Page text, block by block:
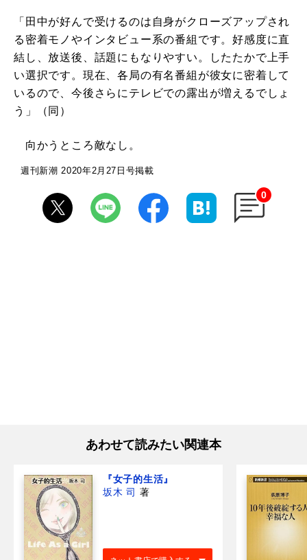
「田中が好んで受けるのは自身がクローズアップされ
る密着モノやインタビュー系の番組です。好感度に直
結し、放送後、話題にもなりやすい。したたかで上手
い選択です。現在、各局の有名番組が彼女に密着して
いるので、今後さらにテレビでの露出が増えるでしょ
う」（同）
向かうところ敵なし。
週刊新潮 2020年2月27日号掲載
0
あわせて読みたい関連本
『女子的生活』
坂木 司 著